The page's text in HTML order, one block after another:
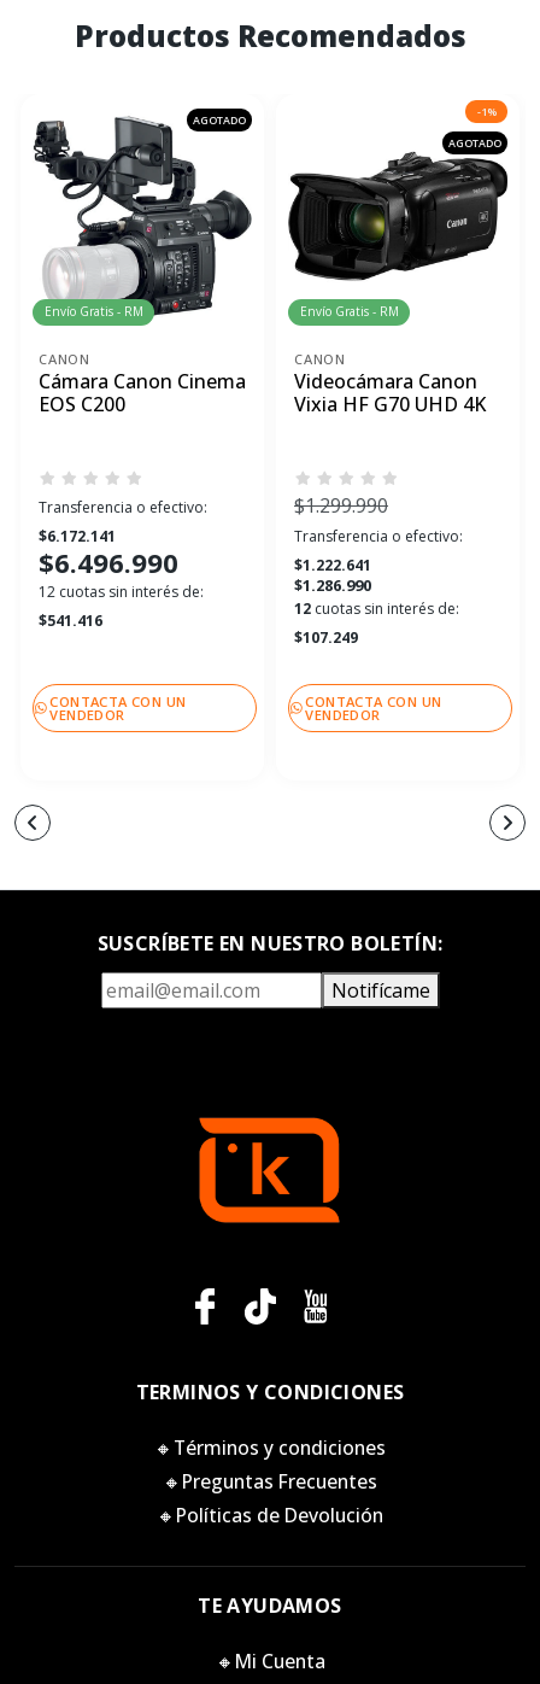
Productos Recomendados
AGOTADO
Envío Gratis - RM
CANON
Cámara Canon Cinema
EOS C200
Transferencia o efectivo:
$6.172.141
$6.496.990
12 cuotas sin interés de:
$541.416
CONTACTA CON UN
VENDEDOR
-1%
AGOTADO
Envío Gratis - RM
CANON
Videocámara Canon
Vixia HF G70 UHD 4K
$1.299.990
Transferencia o efectivo:
$1.222.641
$1.286.990
12 cuotas sin interés de:
$107.249
CONTACTA CON UN
VENDEDOR
SUSCRÍBETE EN NUESTRO BOLETÍN:
Notifícame
TERMINOS Y CONDICIONES
🔸Términos y condiciones
🔸Preguntas Frecuentes
🔸Políticas de Devolución
TE AYUDAMOS
🔸Mi Cuenta